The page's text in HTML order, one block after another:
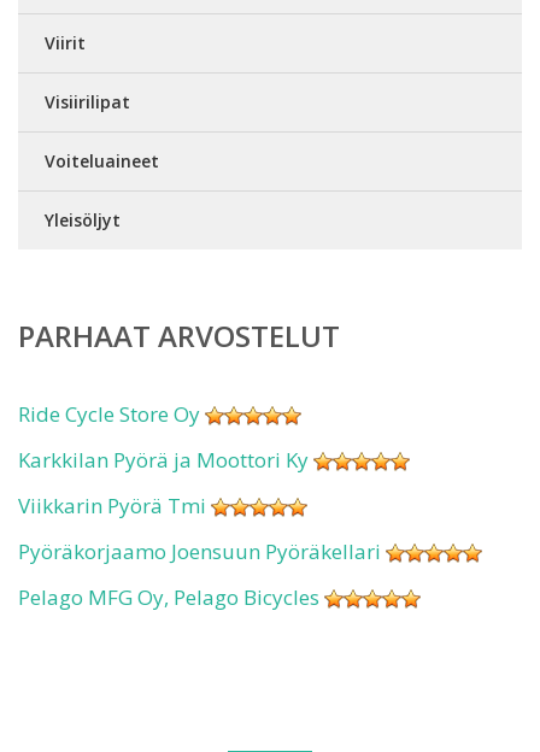
Viirit
Visiirilipat
Voiteluaineet
Yleisöljyt
PARHAAT ARVOSTELUT
Ride Cycle Store Oy
Karkkilan Pyörä ja Moottori Ky
Viikkarin Pyörä Tmi
Pyöräkorjaamo Joensuun Pyöräkellari
Pelago MFG Oy, Pelago Bicycles